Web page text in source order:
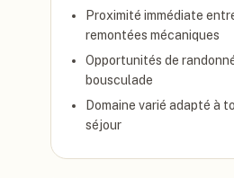
Proximité immédiate
remontées mécaniques
Opportunités de
bousculade
Domaine varié adapté à
séjour